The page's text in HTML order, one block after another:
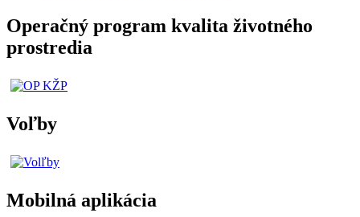
Operačný program kvalita životného
prostredia
Voľby
Mobilná aplikácia